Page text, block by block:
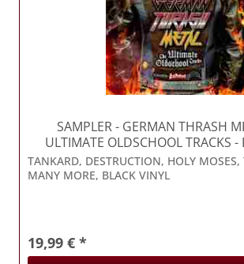
SAMPLER- GERMAN THRASH
ULTIMATE OLDSCHOOL TRACKS
TANKARD, DESTRUCTION, HOLY
MANY MORE, BLACK VINYL
19,99 € *